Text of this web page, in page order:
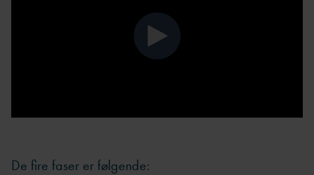
De fire faser er følgende: